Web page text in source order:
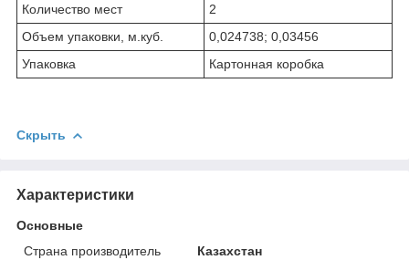
Количество мест
2
Объем упаковки, м.куб.
0,024738; 0,03456
Упаковка
Картонная коробка
Скрыть
Характеристики
Основные
Страна производитель
Казахстан